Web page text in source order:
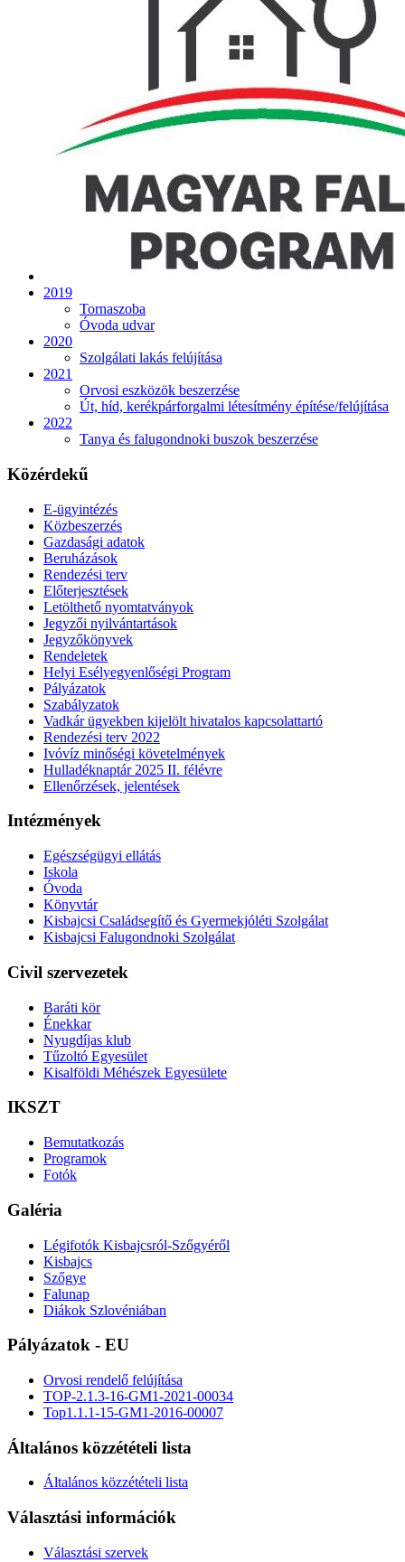
2019
Tornaszoba
Óvoda udvar
2020
Szolgálati lakás felújítása
2021
Orvosi eszközök beszerzése
Út, híd, kerékpárforgalmi létesítmény építése/felújítása
2022
Tanya és falugondnoki buszok beszerzése
Közérdekű
E-ügyintézés
Közbeszerzés
Gazdasági adatok
Beruházások
Rendezési terv
Előterjesztések
Letölthető nyomtatványok
Jegyzői nyilvántartások
Jegyzőkönyvek
Rendeletek
Helyi Esélyegyenlőségi Program
Pályázatok
Szabályzatok
Vadkár ügyekben kijelölt hivatalos kapcsolattartó
Rendezési terv 2022
Ivóvíz minőségi követelmények
Hulladéknaptár 2025 II. félévre
Ellenőrzések, jelentések
Intézmények
Egészségügyi ellátás
Iskola
Óvoda
Könyvtár
Kisbajcsi Családsegítő és Gyermekjóléti Szolgálat
Kisbajcsi Falugondnoki Szolgálat
Civil szervezetek
Baráti kör
Énekkar
Nyugdíjas klub
Tűzoltó Egyesület
Kisalföldi Méhészek Egyesülete
IKSZT
Bemutatkozás
Programok
Fotók
Galéria
Légifotók Kisbajcsról-Szőgyéről
Kisbajcs
Szőgye
Falunap
Diákok Szlovéniában
Pályázatok - EU
Orvosi rendelő felújítása
TOP-2.1.3-16-GM1-2021-00034
Top1.1.1-15-GM1-2016-00007
Általános közzétételi lista
Általános közzétételi lista
Választási információk
Választási szervek